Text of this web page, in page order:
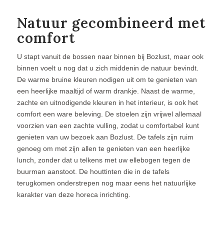
Natuur gecombineerd met
comfort
U stapt vanuit de bossen naar binnen bij Bozlust, maar ook
binnen voelt u nog dat u zich middenin de natuur bevindt.
De warme bruine kleuren nodigen uit om te genieten van
een heerlijke maaltijd of warm drankje. Naast de warme,
zachte en uitnodigende kleuren in het interieur, is ook het
comfort een ware beleving. De stoelen zijn vrijwel allemaal
voorzien van een zachte vulling, zodat u comfortabel kunt
genieten van uw bezoek aan Bozlust. De tafels zijn ruim
genoeg om met zijn allen te genieten van een heerlijke
lunch, zonder dat u telkens met uw ellebogen tegen de
buurman aanstoot. De houttinten die in de tafels
terugkomen onderstrepen nog maar eens het natuurlijke
karakter van deze horeca inrichting.